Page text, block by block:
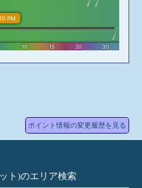
ポイント情報の変更履歴を見る
ト)のエリア検索